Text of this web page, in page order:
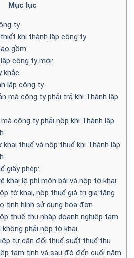
Mục lục
ty
khi thành lập công ty
gồm:
công ty mới:
khắc
lập công ty
mà công ty phải trả khi Thành lập
công ty phải nộp khi Thành lập
khai thuế và nộp thuế khi Thành lập
giấy phép:
khai lệ phí môn bài và nộp tờ khai:
tờ khai, nộp thuế giá trị gia tăng
tình hình sử dụng hóa đơn
thuế thu nhập doanh nghiệp tạm
phải nộp tờ khai
tự cân đối thuế suất thuế thu
tạm tính và sau đó đến cuối năm